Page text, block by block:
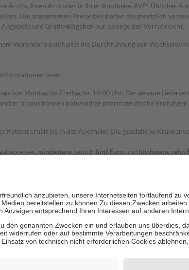
Ärztin, Ihren Arzt oder in Ihrer Apotheke. AVP: Üblicher
Die angegebenen Preise beinhalten die gesetzlich
und Gratis-Beigaben nur solange der Vorrat reicht.
Warenkorb beinhaltet die Durchführung von
lesen.
von Montag bis Freitag bis 18:00 Uhr. Der genaue
hinaus können notwendige pharmazeutische
erhält sie in der Apotheke. Die gesetzliche
mindestens jedoch fünf Euro und höchstens zehn
die besondere Stellung der Familie zu unterstützen, fallen
Fahrkosten